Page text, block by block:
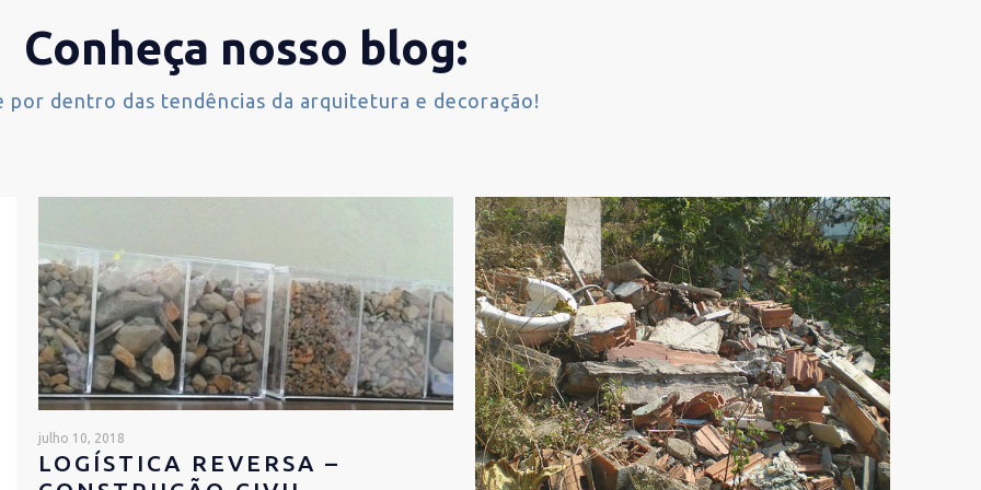
Conheça nosso blog:
por dentro das tendências da arquitetura e decoração!
julho 10, 2018
LOGÍSTICA REVERSA –